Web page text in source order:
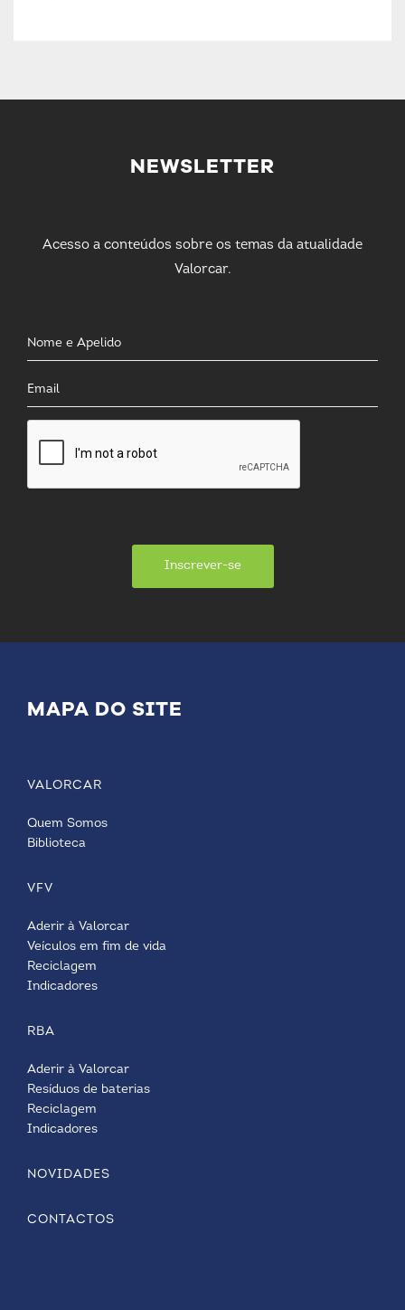
NEWSLETTER
Acesso a conteúdos sobre os temas da atualidade
Valorcar.
Inscrever-se
MAPA DO SITE
VALORCAR
Quem Somos
Biblioteca
VFV
Aderir à Valorcar
Veículos em fim de vida
Reciclagem
Indicadores
RBA
Aderir à Valorcar
Resíduos de baterias
Reciclagem
Indicadores
NOVIDADES
CONTACTOS